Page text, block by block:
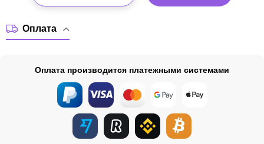
Оплата
Оплата производится платежными системами